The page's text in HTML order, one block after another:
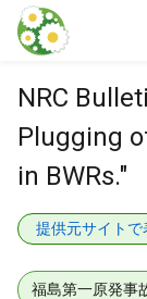
本文に飛ぶ
NRC
Plugging
in BWRs."
提供元サイトで
福島第一原発事